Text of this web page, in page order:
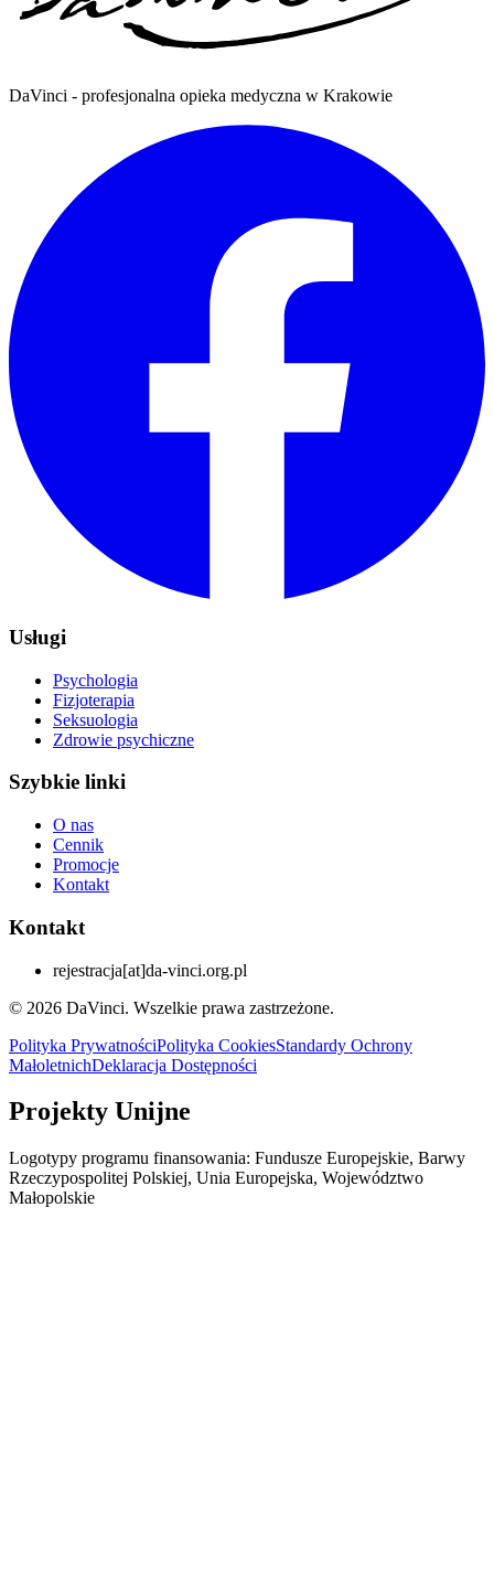
DaVinci - profesjonalna opieka medyczna w Krakowie
Usługi
Psychologia
Fizjoterapia
Seksuologia
Zdrowie psychiczne
Szybkie linki
O nas
Cennik
Promocje
Kontakt
Kontakt
rejestracja[at]da-vinci.org.pl
© 2026 DaVinci. Wszelkie prawa zastrzeżone.
Polityka PrywatnościPolityka CookiesStandardy Ochrony
MałoletnichDeklaracja Dostępności
Projekty Unijne
Logotypy programu finansowania: Fundusze Europejskie, Barwy
Rzeczypospolitej Polskiej, Unia Europejska, Województwo
Małopolskie